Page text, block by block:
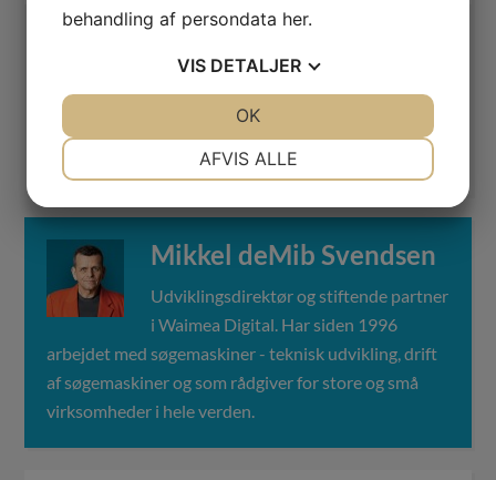
Keyword(s):
6stemmer - gennemsnit4,8
Mikkel deMib Svendsen
Udviklingsdirektør og stiftende partner
i Waimea Digital. Har siden 1996
arbejdet med søgemaskiner - teknisk udvikling, drift
af søgemaskiner og som rådgiver for store og små
virksomheder i hele verden.
behandling af persondata her.
VIS DETALJER
AFVIS ALLE
OK